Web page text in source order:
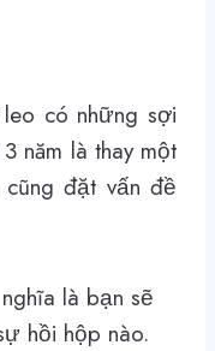
có những sợi
năm là thay một
đặt vấn đề
là bạn sẽ
hồi hộp nào.